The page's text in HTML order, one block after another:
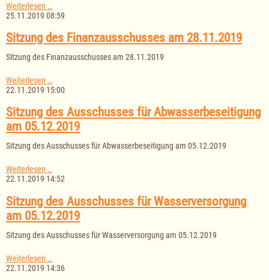
Weiterlesen …
der
am
03.12.2019
25.11.2019 08:59
Sitzung des Finanzausschusses am 28.11.2019
Sitzung des Finanzausschusses am 28.11.2019
Weiterlesen …
des
am
28.11.2019
22.11.2019 15:00
Sitzung des Ausschusses für Abwasserbeseitigung
am 05.12.2019
Sitzung des Ausschusses für Abwasserbeseitigung am 05.12.2019
Weiterlesen …Sitzung
des
für
Abwasserbeseitigung
am
22.11.2019 14:52
Sitzung des Ausschusses für Wasserversorgung
am 05.12.2019
Sitzung des Ausschusses für Wasserversorgung am 05.12.2019
Weiterlesen …
des
22.11.2019 14:36